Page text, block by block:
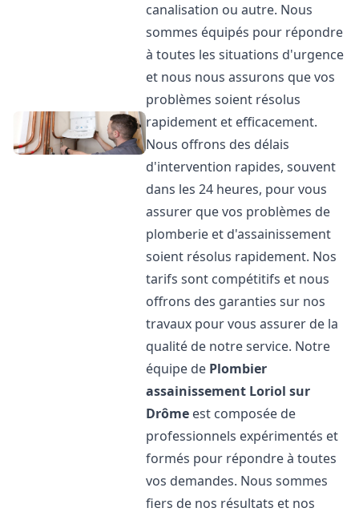
canalisation ou autre. Nous
sommes équipés pour répondre
à toutes les situations d'urgence
et nous nous assurons que vos
problèmes soient résolus
rapidement et efficacement.
Nous offrons des délais
d'intervention rapides, souvent
dans les 24 heures, pour vous
assurer que vos problèmes de
plomberie et d'assainissement
soient résolus rapidement. Nos
tarifs sont compétitifs et nous
offrons des garanties sur nos
travaux pour vous assurer de la
qualité de notre service. Notre
équipe de Plombier
assainissement Loriol sur
Drôme est composée de
professionnels expérimentés et
formés pour répondre à toutes
vos demandes. Nous sommes
fiers de nos résultats et nos